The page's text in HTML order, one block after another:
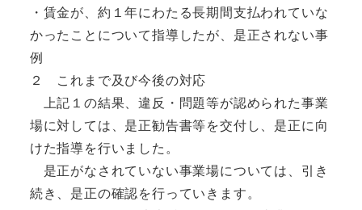
・賃金が、約１年にわたる長期間支払われていな
かったことについて指導したが、是正されない事
例
２ これまで及び今後の対応
上記１の結果、違反・問題等が認められた事業
場に対しては、是正勧告書等を交付し、是正に向
けた指導を行いました。
是正がなされていない事業場については、引き
続き、是正の確認を行っていきます。